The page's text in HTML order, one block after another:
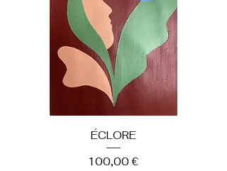
ÉCLORE
Prix
100,00 €